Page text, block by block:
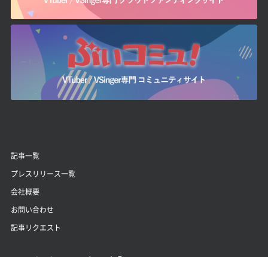
記事一覧
プレスリリース一覧
会社概要
お問い合わせ
記事リクエスト